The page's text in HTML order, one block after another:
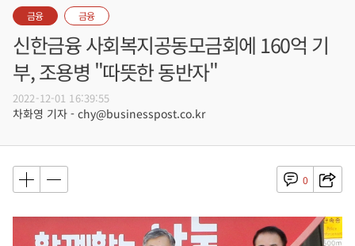
금융 금융
신한금융 사회복지공동모금회에 160억 기
부, 조용병 "따뜻한 동반자"
2022-12-01 16:39:55
차화영 기자 - chy@businesspost.co.kr
0